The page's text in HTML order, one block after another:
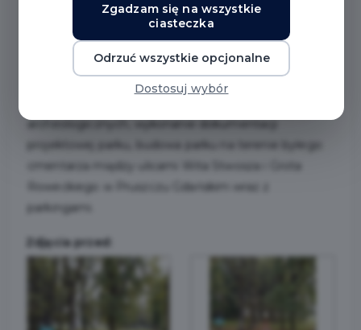
Zakres prac:
Projekt pomnika, wykonanie pomnika wraz z
nadzorem autorskim, wykonanie odlewu orła,
archeologicznych, wykonanie dokumentacji
cmentarza między ulicami Wita Stwosza i Grota
Roweckiego w Pruszczu Gdańskim wraz z
parkingami.
Zdjęcia przed:
Zgadzam się na wszystkie
ciasteczka
Odrzuć wszystkie opcjonalne
Dostosuj wybór